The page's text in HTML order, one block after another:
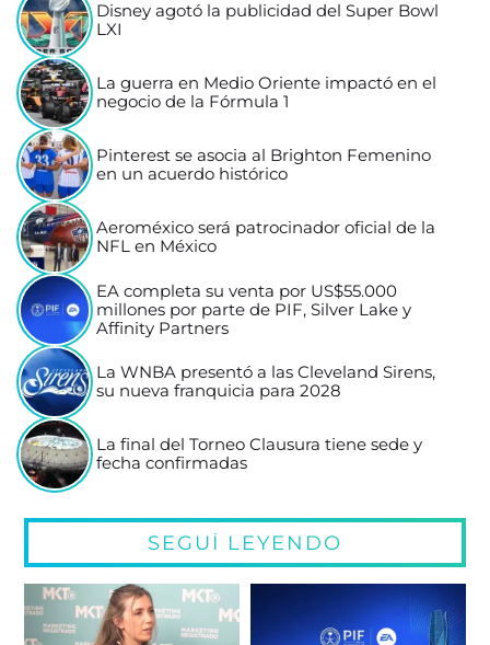
Disney agotó la publicidad del Super Bowl
LXI
La guerra en Medio Oriente impactó en el
negocio de la Fórmula 1
Pinterest se asocia al Brighton Femenino
en un acuerdo histórico
Aeroméxico será patrocinador oficial de la
NFL en México
EA completa su venta por US$55.000
millones por parte de PIF, Silver Lake y
Affinity Partners
La WNBA presentó a las Cleveland Sirens,
su nueva franquicia para 2028
La final del Torneo Clausura tiene sede y
fecha confirmadas
SEGUÍ LEYENDO